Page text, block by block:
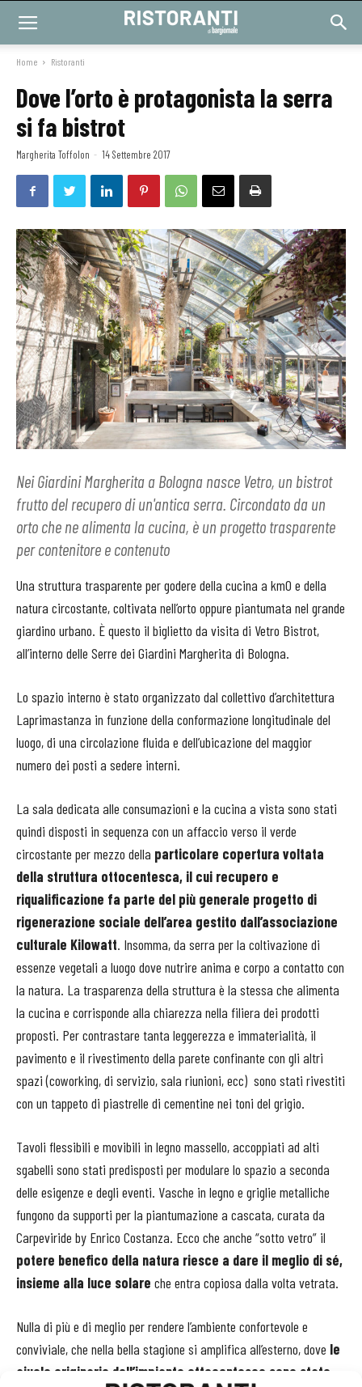
Home Ristoranti
Dove l’orto è protagonista la serra
si fa bistrot
Margherita Toffolon - 14 Settembre 2017
Nei Giardini Margherita a Bologna nasce Vetro, un bistrot
frutto del recupero di un'antica serra. Circondato da un
orto che ne alimenta la cucina, è un progetto trasparente
per contenitore e contenuto
Una struttura trasparente per godere della cucina a km0 e della
natura circostante, coltivata nell’orto oppure piantumata nel grande
giardino urbano. È questo il biglietto da visita di Vetro Bistrot,
all’interno delle Serre dei Giardini Margherita di Bologna.
Lo spazio interno è stato organizzato dal collettivo d’architettura
Laprimastanza in funzione della conformazione longitudinale del
luogo, di una circolazione fluida e dell’ubicazione del maggior
numero dei posti a sedere interni.
La sala dedicata alle consumazioni e la cucina a vista sono stati
quindi disposti in sequenza con un affaccio verso il verde
circostante per mezzo della particolare copertura voltata
della struttura ottocentesca, il cui recupero e
riqualificazione fa parte del più generale progetto di
rigenerazione sociale dell’area gestito dall’associazione
culturale Kilowatt. Insomma, da serra per la coltivazione di
essenze vegetali a luogo dove nutrire anima e corpo a contatto con
la natura. La trasparenza della struttura è la stessa che alimenta
la cucina e corrisponde alla chiarezza nella filiera dei prodotti
proposti. Per contrastare tanta leggerezza e immaterialità, il
pavimento e il rivestimento della parete confinante con gli altri
spazi (coworking, di servizio, sala riunioni, ecc) sono stati rivestiti
con un tappeto di piastrelle di cementine nei toni del grigio.
Tavoli flessibili e movibili in legno massello, accoppiati ad alti
sgabelli sono stati predisposti per modulare lo spazio a seconda
delle esigenze e degli eventi. Vasche in legno e griglie metalliche
fungono da supporti per la piantumazione a cascata, curata da
Carpeviride by Enrico Costanza. Ecco che anche “sotto vetro” il
potere benefico della natura riesce a dare il meglio di sé,
insieme alla luce solare che entra copiosa dalla volta vetrata.
Nulla di più e di meglio per rendere l’ambiente confortevole e
conviviale, che nella bella stagione si amplifica all’esterno, dove le
aiuole originarie dell’impianto ottocentesco sono state